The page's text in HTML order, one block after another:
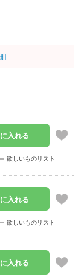
]
入れる
欲しいものリスト
入れる
欲しいものリスト
入れる